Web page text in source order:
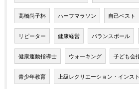
高橋尚子杯 ハーフマラソン 自己ベスト
リピーター 健康経営 バランスボール
健康運動指導士 ウォーキング 子ども会
青少年教育 上級レクリエーション・インス